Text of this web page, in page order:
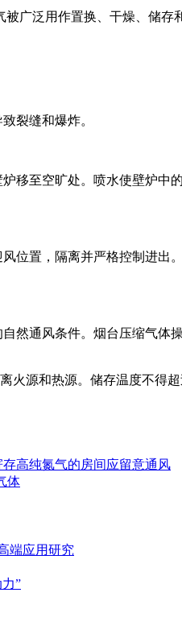
广泛用作置换、干燥、储
裂缝和爆炸。
移至空旷处。喷水使壁炉
位置，隔离并严格控制进
然通风条件。烟台压缩气
火源和热源。储存温度不得
存高纯氮气的房间应留意通风
体
端应用研究
”